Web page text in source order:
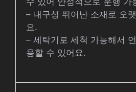
– 내구성 뛰어난 소재로 오
요.
– 세탁기로 세척 가능해서
용할 수 있어요.